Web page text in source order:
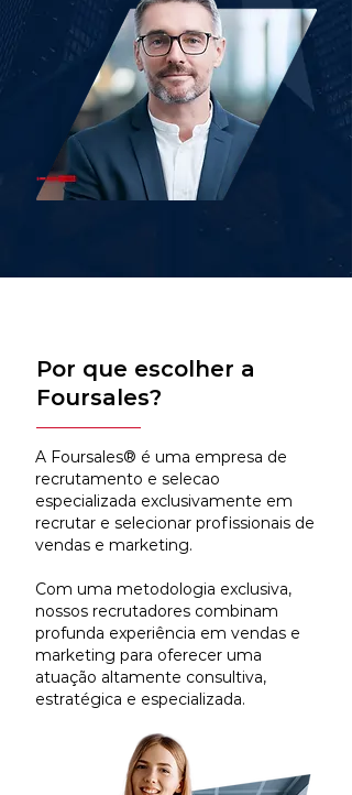
Por que escolher a
Foursales?
A Foursales® é uma empresa de
recrutamento e selecao
especializada exclusivamente em
recrutar e selecionar profissionais de
vendas e marketing.
Com uma metodologia exclusiva,
nossos recrutadores combinam
profunda experiência em vendas e
marketing para oferecer uma
atuação altamente consultiva,
estratégica e especializada.